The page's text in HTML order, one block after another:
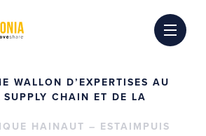
WALLON D’EXPERTISES AU
CHAIN ET DE LA
HAINAUT – ESTAIMPUIS